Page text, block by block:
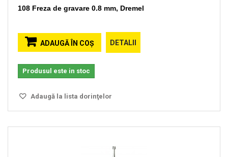
108 Freza de gravare 0.8 mm, Dremel
ADAUGĂ ÎN COŞ DETALII
Produsul este in stoc
Adaugă la lista dorinţelor